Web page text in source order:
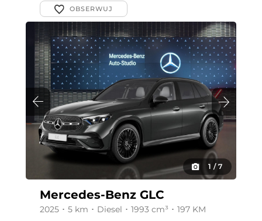
1 / 7
Mercedes-Benz GLC
2025 ･ 5 km ･ Diesel ･ 1993 cm³ ･ 197 KM